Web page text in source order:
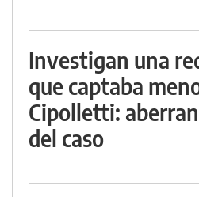
Investigan una
que captaba
Cipolletti:
del caso